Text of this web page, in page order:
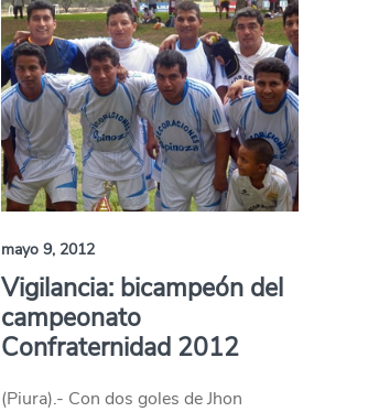
mayo 9, 2012
Vigilancia: bicampeón del
campeonato
Confraternidad 2012
(Piura).- Con dos goles de Jhon